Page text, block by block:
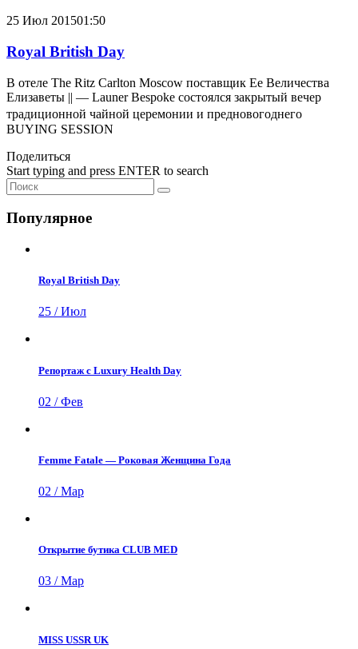
25 Июл 201501:50
Royal British Day
В отеле The Ritz Carlton Moscow поставщик Ее Величества
Елизаветы || — Launer Bespoke состоялся закрытый вечер
традиционной чайной церемонии и предновогоднего
BUYING SESSION
Поделиться
Start typing and press ENTER to search
Популярное
Royal British Day
25 / Июл
Репортаж с Luxury Health Day
02 / Фев
Femme Fatale — Роковая Женщина Года
02 / Мар
Открытие бутика CLUB MED
03 / Мар
MISS USSR UK